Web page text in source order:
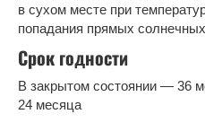
в сухом месте при
попадания прямых
Срок годности
В закрытом состоянии — 36
24 месяца